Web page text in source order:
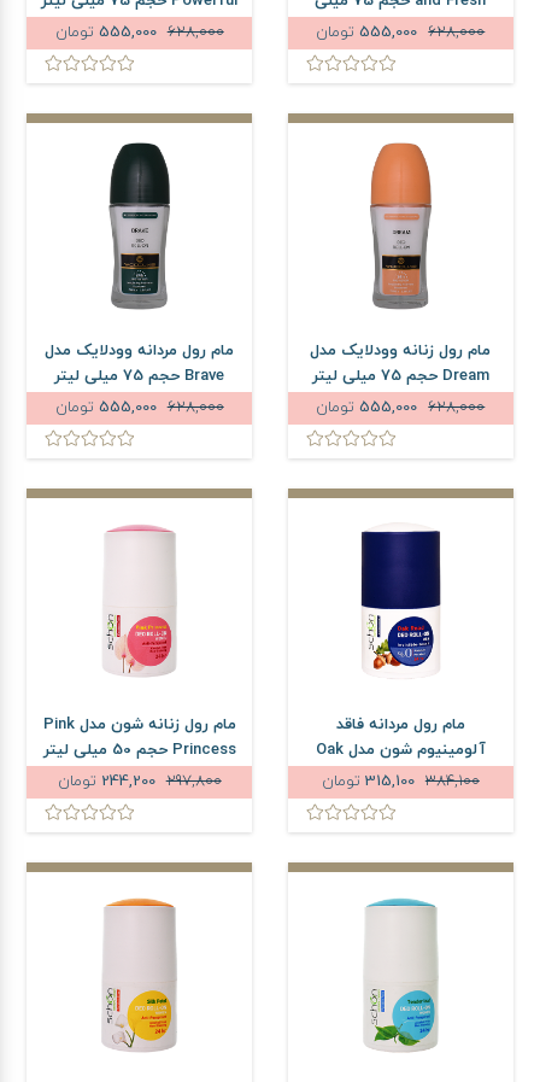
لیتر
628,000 تومان
628,000
555,000 تومان
مام رول زنانه وودلایک مدل
Dream حجم 75 میلی لیتر
628,000
تومان
مام رول مردانه وودلایک مدل
Brave حجم 75 میلی لیتر
628,000
555,000 تومان
مام رول مردانه فاقد
آلومینیوم شون مدل Oak
Road حجم 50 میلی لیتر
384,100
315,100 تومان
مام رول زنانه شون مدل Pink
Princess حجم 50 میلی لیتر
297,800
244,200 تومان